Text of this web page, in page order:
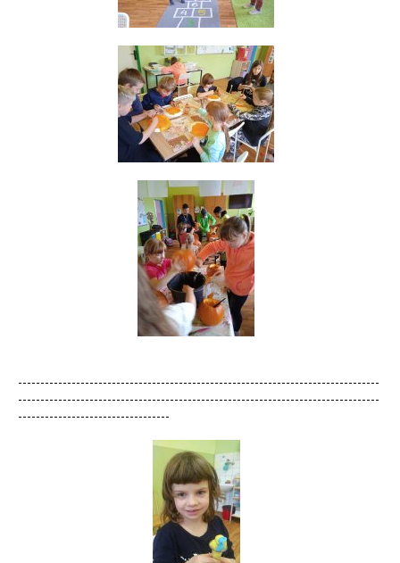
---------------------------------------------------------------------------------
---------------------------------------------------------------------------------
----------------------------------